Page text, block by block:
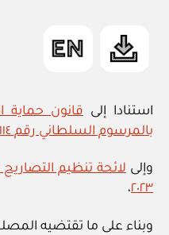
استنادا إلى قانون حماية
بالمرسوم السلطاني رقم ١١٤ / ٢٠٠١
وإلى
٢٠٢٣،
وبناء على ما تقتضيه